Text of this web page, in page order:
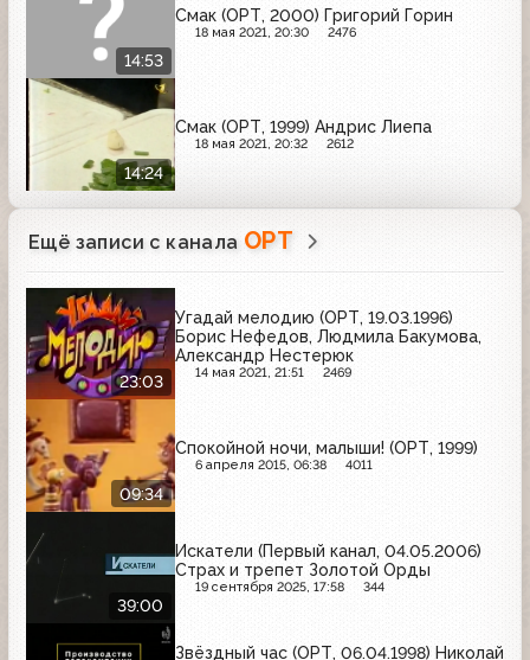
14:53
Смак (ОРТ, 2000) Григорий Горин
18 мая 2021, 20:30 2476
14:24
Смак (ОРТ, 1999) Андрис Лиепа
18 мая 2021, 20:32 2612
Ещё записи с канала ОРТ
23:03
Угадай мелодию (ОРТ, 19.03.1996)
Борис Нефедов, Людмила Бакумова,
Александр Нестерюк
14 мая 2021, 21:51 2469
09:34
Спокойной ночи, малыши! (ОРТ, 1999)
6 апреля 2015, 06:38 4011
39:00
Искатели (Первый канал, 04.05.2006)
Страх и трепет Золотой Орды
19 сентября 2025, 17:58 344
Звёздный час (ОРТ, 06.04.1998) Николай